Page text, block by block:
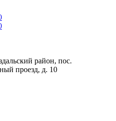
район, пос.
проезд, д. 10